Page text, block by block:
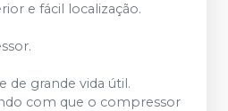
e fácil localização.
de grande vida útil.
com que o compressor